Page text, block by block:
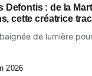
Defontis : de la
cette créatrice
de lumière
2026